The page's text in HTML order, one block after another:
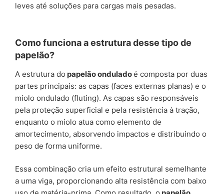
leves até soluções para cargas mais pesadas.
Como funciona a estrutura desse tipo de
papelão?
A estrutura do papelão onduladoé composta por duas
partes principais: as capas (faces externas planas) e o
miolo ondulado (fluting). As capas são responsáveis
pela proteção superficial e pela resistência à tração,
enquanto o miolo atua como elemento de
amortecimento, absorvendo impactos e distribuindo o
peso de forma uniforme.
Essa combinação cria um efeito estrutural semelhante
a uma viga, proporcionando alta resistência com baixo